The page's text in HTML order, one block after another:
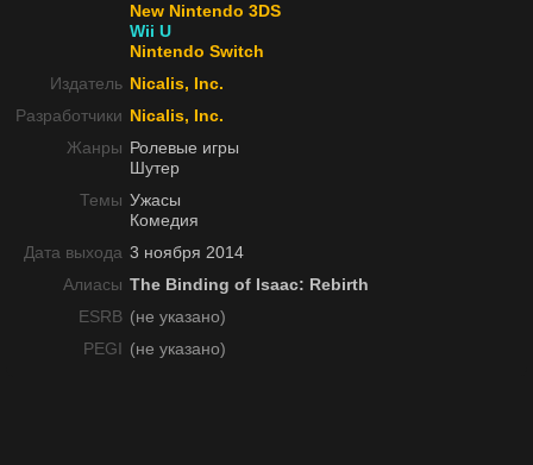
New Nintendo 3DS
Wii U
Nintendo Switch
Издатель Nicalis, Inc.
Разработчики Nicalis, Inc.
Жанры Ролевые игры
Шутер
Темы Ужасы
Комедия
Дата выхода 3 ноября 2014
Алиасы The Binding of Isaac: Rebirth
ESRB (не указано)
PEGI (не указано)